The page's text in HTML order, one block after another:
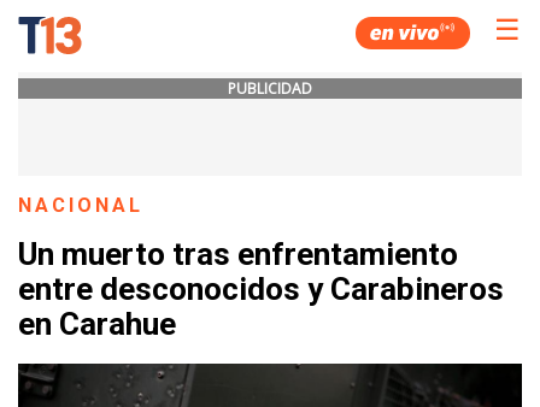
☰
PUBLICIDAD
NACIONAL
Un muerto tras enfrentamiento
entre desconocidos y Carabineros
en Carahue